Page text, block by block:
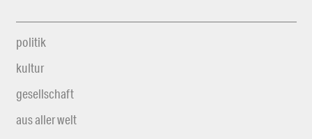
politik
kultur
gesellschaft
aus aller welt